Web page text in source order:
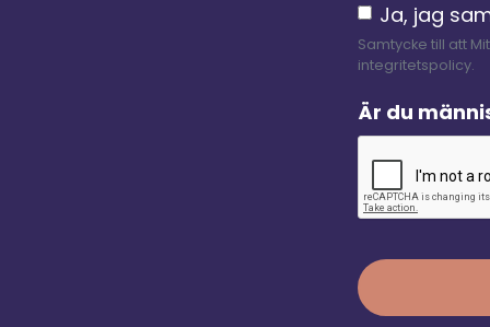
Ja, jag
Samtycke till att
integritetspolicy.
Är du